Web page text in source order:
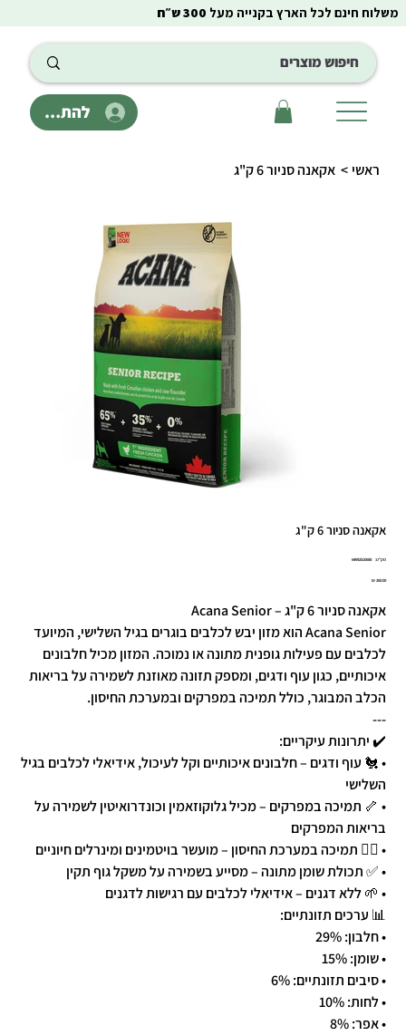
להתחבר
משלוח חינם לכל הארץ בקנייה מעל 300 ש״ח
ראשי > אקאנה סניור 6 ק"ג
אקאנה סניור 6 ק"ג
מק"ט: מק"ט
64992510688
מחיר‏260.00 ‏₪
אקאנה סניור 6 ק"ג – Acana Senior
Acana Senior הוא מזון יבש לכלבים בוגרים בגיל השלישי, המיועד
לכלבים עם פעילות גופנית מתונה או נמוכה. המזון מכיל חלבונים
איכותיים, כגון עוף ודגים, ומספק תזונה מאוזנת לשמירה על בריאות
הכלב המבוגר, כולל תמיכה במפרקים ובמערכת החיסון.
---
✔️ יתרונות עיקריים:
• 🐔 עוף ודגים – חלבונים איכותיים וקל לעיכול, אידיאלי לכלבים בגיל
השלישי
• 🦴 תמיכה במפרקים – מכיל גלוקוזאמין וכונדרואיטין לשמירה על
בריאות המפרקים
• 🧑‍⚕️ תמיכה במערכת החיסון – מועשר בויטמינים ומינרלים חיוניים
• ✅ תכולת שומן מתונה – מסייע בשמירה על משקל גוף תקין
• 🌱 ללא דגנים – אידיאלי לכלבים עם רגישות לדגנים
📊 ערכים תזונתיים:
• חלבון: 29%
• שומן: 15%
• סיבים תזונתיים: 6%
• לחות: 10%
• אפר: 8%